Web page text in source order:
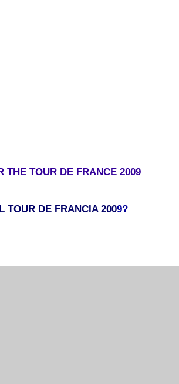
THE TOUR DE FRANCE 2009
TOUR DE FRANCIA 2009?